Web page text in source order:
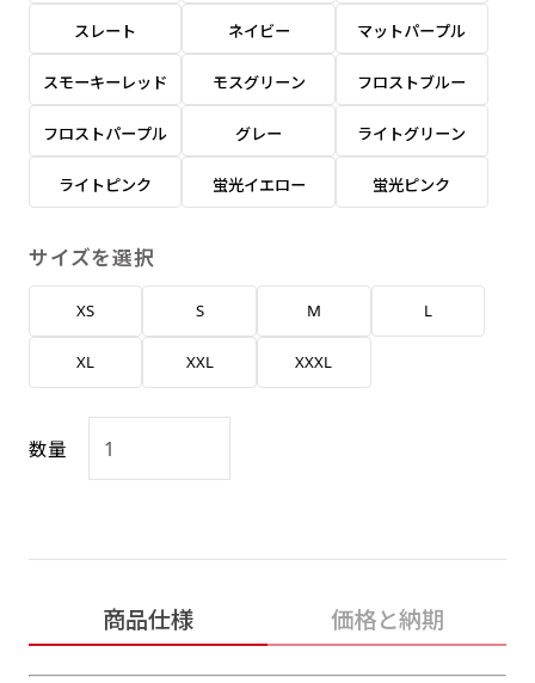
スレート ネイビー マットパープル
スモーキーレッド モスグリーン フロストブルー
フロストパープル グレー ライトグリーン
ライトピンク 蛍光イエロー 蛍光ピンク
サイズを選択
XS S M L
XL XXL XXXL
数量
商品仕様 価格と納期
さい。
文字だけのぼり（要画像確認）［ +1,598円
弊社よりJPG画像をお送りします。ご確認のお
返事を頂いたあとに製作開始いたします。
ロゴ有り名入れ（要画像確認）［ +1,798
円］
弊社よりJPG画像をお送りします。ご確認のお
返事を頂いたあとに製作開始いたします。
デザインの色や文字等が変更いただけます。
コンビニさんなどで多いです。 お店の外観の邪魔
になりづらく、狭い範囲で沢山飾れます。
魔になりにくいのがポイントです。ハーフ用のポ
ールが必要です。
台座タイプ・吸盤タイプ・クリップタイプがござ
います。レジカウンターや商品棚にぴったりで
コンビニさんなどで多いです。 お店の外観の邪魔
になりづらく、狭い範囲で沢山飾れます。
店内用です。お客さんの歩行や陳列した商品の邪
魔になりにくいのがポイントです。ハーフ用のポ
ールが必要です。
台座タイプ・吸盤タイプ・クリップタイプがござ
います。レジカウンターや商品棚にぴったりで